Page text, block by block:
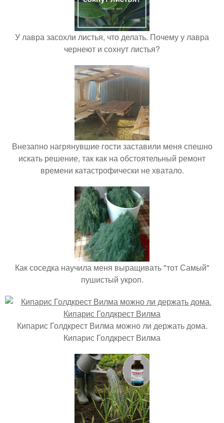
У лавра засохли листья, что делать. Почему у лавра
чернеют и сохнут листья?
Внезапно нагрянувшие гости заставили меня спешно
искать решение, так как на обстоятельный ремонт
времени катастрофически не хватало.
Как соседка научила меня выращивать "тот Самый"
пушистый укроп.
Кипарис Голдкрест Вилма можно ли держать дома.
Кипарис Голдкрест Вилма